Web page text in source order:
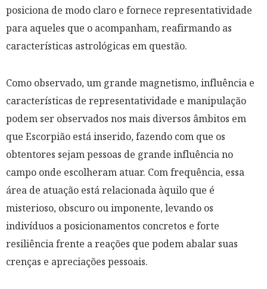
posiciona de modo claro e fornece representatividade
para aqueles que o acompanham, reafirmando as
características astrológicas em questão.
Como observado, um grande magnetismo, influência e
características de representatividade e manipulação
podem ser observados nos mais diversos âmbitos em
que Escorpião está inserido, fazendo com que os
obtentores sejam pessoas de grande influência no
campo onde escolheram atuar. Com frequência, essa
área de atuação está relacionada àquilo que é
misterioso, obscuro ou imponente, levando os
indivíduos a posicionamentos concretos e forte
resiliência frente a reações que podem abalar suas
crenças e apreciações pessoais.